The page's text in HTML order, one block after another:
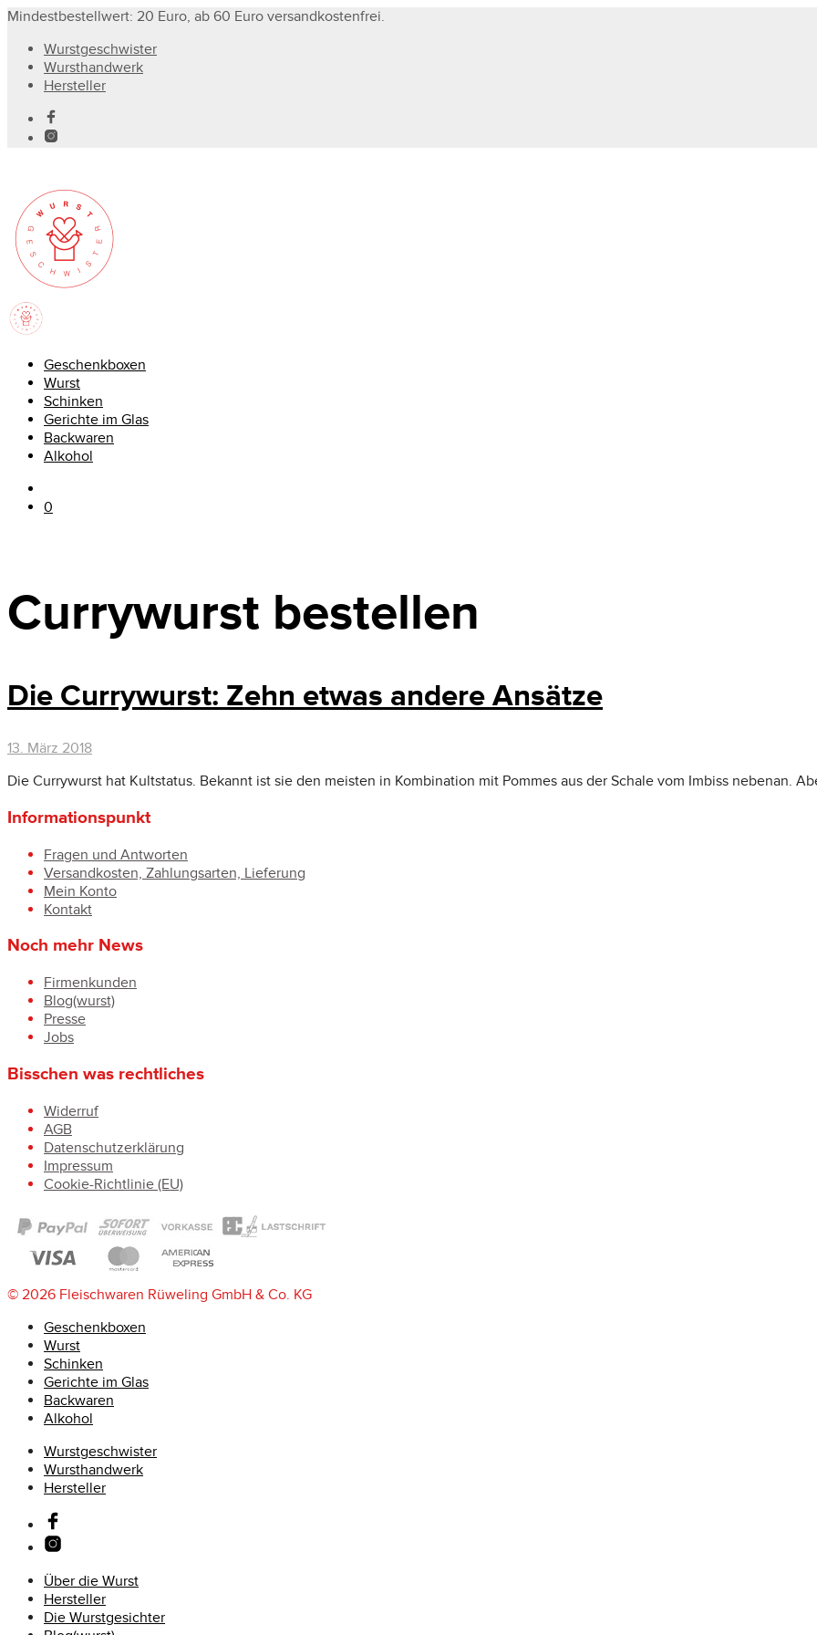
Mindestbestellwert: 20 Euro, ab 60 Euro versandkostenfrei.
Wurstgeschwister
Wursthandwerk
Hersteller
Geschenkboxen
Wurst
Schinken
Gerichte im Glas
Backwaren
Alkohol
0
Currywurst bestellen
Die Currywurst: Zehn etwas andere Ansätze
13. März 2018
Die Currywurst hat Kultstatus. Bekannt ist sie den meisten in Kombination mit Pommes aus der Schale vom Imbiss nebenan.
Informationspunkt
Fragen und Antworten
Versandkosten, Zahlungsarten, Lieferung
Mein Konto
Kontakt
Noch mehr News
Firmenkunden
Blog(wurst)
Presse
Jobs
Bisschen was rechtliches
Widerruf
AGB
Datenschutzerklärung
Impressum
Cookie-Richtlinie (EU)
© 2026 Fleischwaren Rüweling GmbH & Co. KG
Geschenkboxen
Wurst
Schinken
Gerichte im Glas
Backwaren
Alkohol
Wurstgeschwister
Wursthandwerk
Hersteller
Über die Wurst
Hersteller
Die Wurstgesichter